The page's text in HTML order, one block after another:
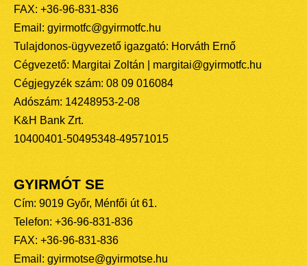
FAX: +36-96-831-836
Email: gyirmotfc@gyirmotfc.hu
Tulajdonos-ügyvezető igazgató: Horváth Ernő
Cégvezető: Margitai Zoltán | margitai@gyirmotfc.hu
Cégjegyzék szám: 08 09 016084
Adószám: 14248953-2-08
K&H Bank Zrt.
10400401-50495348-49571015
GYIRMÓT SE
Cím: 9019 Győr, Ménfői út 61.
Telefon: +36-96-831-836
FAX: +36-96-831-836
Email: gyirmotse@gyirmotse.hu